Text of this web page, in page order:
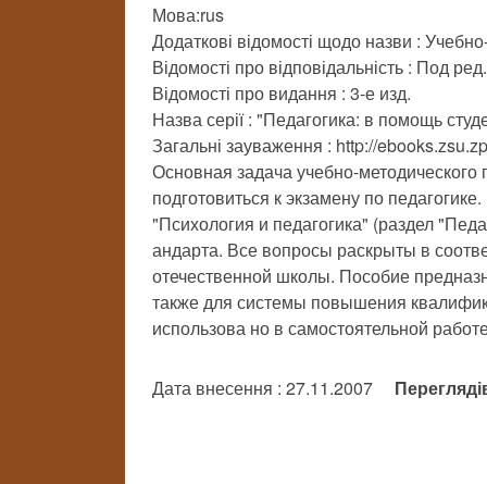
Мова:rus
Додаткові відомості щодо назви :
Відомості про відповідальність : Под
Відомості про видання : 3-е изд.
Назва серії : "Педагогика: в помощь
Загальні зауваження : http://
Основная задача учебно-
подготовиться к экзамену по
"Психология и педагогика" (раздел
андарта. Все вопросы раскрыты в
отечественной школы. Пособие
также для системы повышения
использова но в самостоятельной
Дата внесення : 27.11.2007